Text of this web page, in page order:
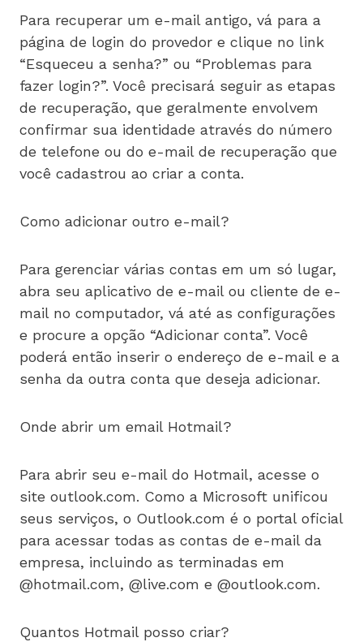
Para recuperar um e-mail antigo, vá para a
página de login do provedor e clique no link
“Esqueceu a senha?” ou “Problemas para
fazer login?”. Você precisará seguir as etapas
de recuperação, que geralmente envolvem
confirmar sua identidade através do número
de telefone ou do e-mail de recuperação que
você cadastrou ao criar a conta.
Como adicionar outro e-mail?
Para gerenciar várias contas em um só lugar,
abra seu aplicativo de e-mail ou cliente de e-
mail no computador, vá até as configurações
e procure a opção “Adicionar conta”. Você
poderá então inserir o endereço de e-mail e a
senha da outra conta que deseja adicionar.
Onde abrir um email Hotmail?
Para abrir seu e-mail do Hotmail, acesse o
site outlook.com. Como a Microsoft unificou
seus serviços, o Outlook.com é o portal oficial
para acessar todas as contas de e-mail da
empresa, incluindo as terminadas em
@hotmail.com, @live.com e @outlook.com.
Quantos Hotmail posso criar?